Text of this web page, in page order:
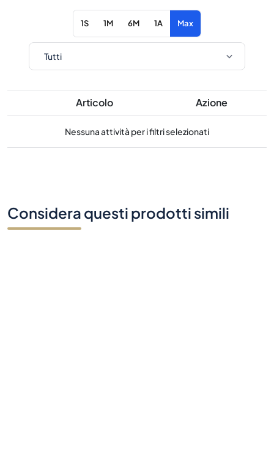
1S 1M 6M 1A Max
Articolo Azione
Nessuna attività per i filtri selezionati
Considera questi prodotti simili